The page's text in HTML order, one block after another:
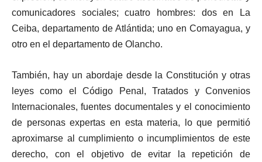
comunicadores sociales; cuatro hombres: dos en La
Ceiba, departamento de Atlántida; uno en Comayagua, y
otro en el departamento de Olancho.
También, hay un abordaje desde la Constitución y otras
leyes como el Código Penal, Tratados y Convenios
Internacionales, fuentes documentales y el conocimiento
de personas expertas en esta materia, lo que permitió
aproximarse al cumplimiento o incumplimientos de este
derecho, con el objetivo de evitar la repetición de